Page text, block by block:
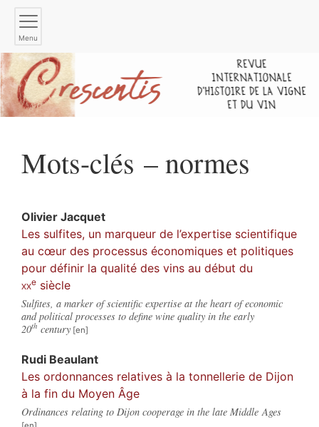
Menu
Mots-clés – normes
Olivier Jacquet
Les sulfites, un marqueur de l’expertise scientifique
au cœur des processus économiques et politiques
pour définir la qualité des vins au début du
xxe siècle
Sulfites, a marker of scientific expertise at the heart of economic
and political processes to define wine quality in the early
20th century
Rudi Beaulant
Les ordonnances relatives à la tonnellerie de Dijon
à la fin du Moyen Âge
Ordinances relating to Dijon cooperage in the late Middle Ages